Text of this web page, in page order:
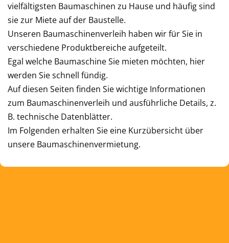
vielfältigsten Baumaschinen zu Hause und häufig sind
sie zur Miete auf der Baustelle.
Unseren Baumaschinenverleih haben wir für Sie in
verschiedene Produktbereiche aufgeteilt.
Egal welche Baumaschine Sie mieten möchten, hier
werden Sie schnell fündig.
Auf diesen Seiten finden Sie wichtige Informationen
zum Baumaschinenverleih und ausführliche Details, z.
B. technische Datenblätter.
Im Folgenden erhalten Sie eine Kurzübersicht über
unsere Baumaschinenvermietung.